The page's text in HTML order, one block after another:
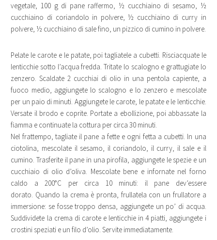
vegetale, 100 g di pane raffermo, ½ cucchiaino di sesamo, ½
cucchiaino di coriandolo in polvere, ½ cucchiaino di curry in
polvere, ½ cucchiaino di sale fino, un pizzico di cumino in polvere.
Pelate le carote e le patate, poi tagliatele a cubetti. Risciacquate le
lenticchie sotto l’acqua fredda. Tritate lo scalogno e grattugiate lo
zenzero. Scaldate 2 cucchiai di olio in una pentola capiente, a
fuoco medio, aggiungete lo scalogno e lo zenzero e mescolate
per un paio di minuti. Aggiungete le carote, le patate e le lenticchie.
Versate il brodo e coprite. Portate a ebollizione, poi abbassate la
fiamma e continuate la cottura per circa 30 minuti.
Nel frattempo, tagliate il pane a fette e ogni fetta a cubetti. In una
ciotolina, mescolate il sesamo, il coriandolo, il curry, il sale e il
cumino. Trasferite il pane in una pirofila, aggiungete le spezie e un
cucchiaio di olio d’oliva. Mescolate bene e infornate nel forno
caldo a 200°C per circa 10 minuti: il pane dev’essere
dorato. Quando la crema è pronta, frullatela con un frullatore a
immersione: se fosse troppo densa, aggiungete un po’ di acqua.
Suddividete la crema di carote e lenticchie in 4 piatti, aggiungete i
crostini speziati e un filo d’olio. Servite immediatamente.